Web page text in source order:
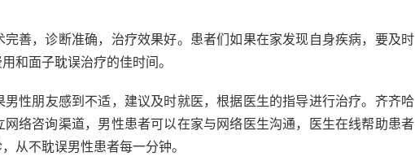
，诊断准确，治疗效果好。患者们如果在家发现自身疾病，要及时
和面子耽误治疗的佳时间。
男性朋友感到不适，建议及时就医，根据医生的指导进行治疗。齐齐哈
络咨询渠道，男性患者可以在家与网络医生沟通，医生在线帮助患者
，从不耽误男性患者每一分钟。